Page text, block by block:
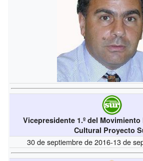
Vicepresidente 1.º del
Cultural Proyecto
30 de septiembre de 2016-13 de